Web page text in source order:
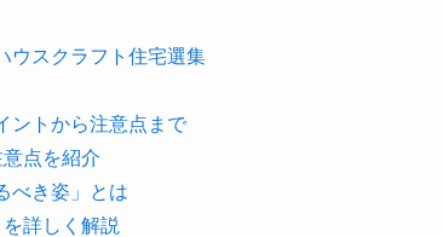
ウスクラフト住宅選集
ントから注意点まで
点を紹介
べき姿」とは
詳しく解説